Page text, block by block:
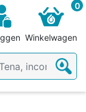
0
Winkelwagen